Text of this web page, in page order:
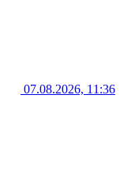
07.08.2026, 11:36